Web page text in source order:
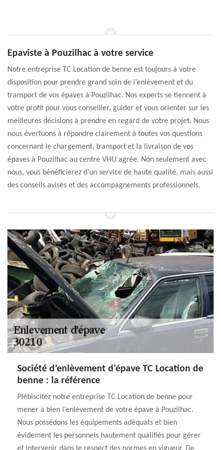
Epaviste à Pouzilhac à votre service
Notre entreprise TC Location de benne est toujours à votre
disposition pour prendre grand soin de l’enlèvement et du
transport de vos épaves à Pouzilhac. Nos experts se tiennent à
votre profit pour vous conseiller, guider et vous orienter sur les
meilleures décisions à prendre en regard de votre projet. Nous
nous évertuons à répondre clairement à toutes vos questions
concernant le chargement, transport et la livraison de vos
épaves à Pouzilhac au centre VHU agrée. Non seulement avec
nous, vous bénéficierez d’un service de haute qualité, mais aussi
des conseils avisés et des accompagnements professionnels.
Société d’enlèvement d’épave TC Location de
benne : la référence
Plébiscitez notre entreprise TC Location de benne pour
mener à bien l’enlèvement de votre épave à Pouzilhac.
Nous possédons les équipements adéquats et bien
évidement les personnels hautement qualifiés pour gérer